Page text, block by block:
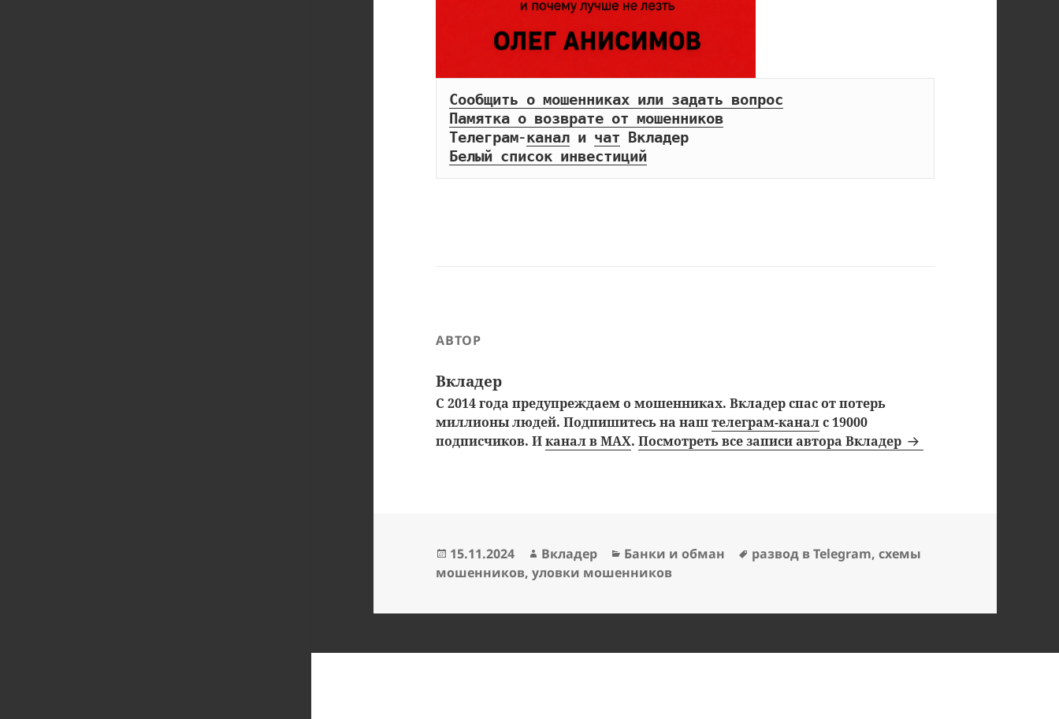
Сообщить о мошенниках или задать вопрос
Памятка о возврате от мошенников
Телеграм-канал и чат
Вкладер
Белый список инвестиций
АВТОР
Вкладер
С 2014 года предупреждаем о мошенниках. Вкладер спас от потерь
миллионы людей. Подпишитесь на наштелеграм-каналс 19000
подписчиков. Иканал в MAX.Посмотреть все записи автора Вкладер
Опубликовано
15.11.2024 Автор
Вкладер Рубрики
Банки и обман Метки
развод в Telegram,схемы
мошенников,уловки мошенников